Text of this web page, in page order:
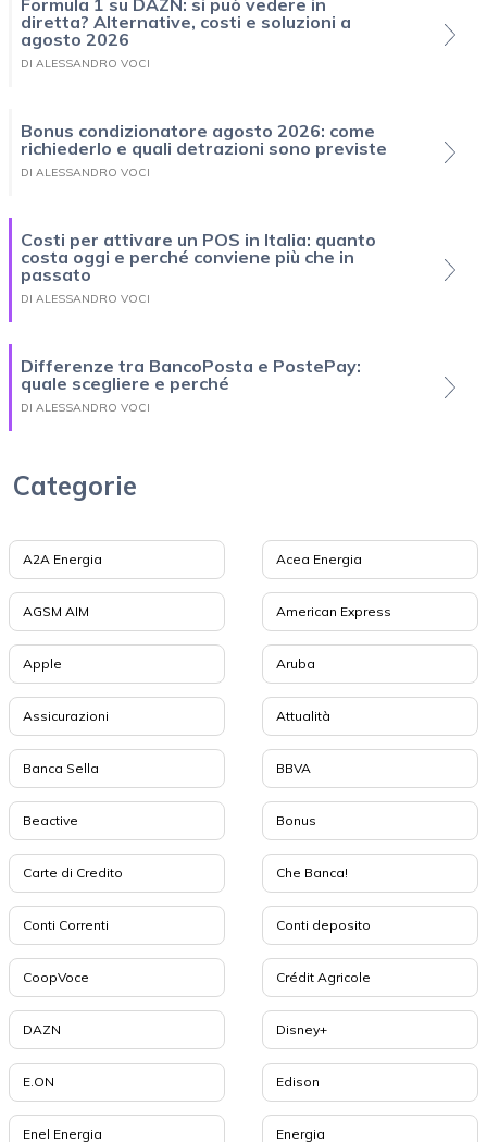
diretta? Alternative, costi e soluzioni a
agosto 2026
DI ALESSANDRO VOCI
Bonus condizionatore agosto 2026: come
richiederlo e quali detrazioni sono previste
DI ALESSANDRO VOCI
Costi per attivare un POS in Italia: quanto
costa oggi e perché conviene più che in
passato
DI ALESSANDRO VOCI
Differenze tra BancoPosta e PostePay:
quale scegliere e perché
DI ALESSANDRO VOCI
Categorie
A2A Energia Acea Energia
AGSM AIM American Express
Apple Aruba
Assicurazioni Attualità
Banca Sella BBVA
Beactive Bonus
Carte di Credito Che Banca!
Conti Correnti Conti deposito
CoopVoce Crédit Agricole
DAZN Disney+
E.ON Edison
Enel Energia Energia